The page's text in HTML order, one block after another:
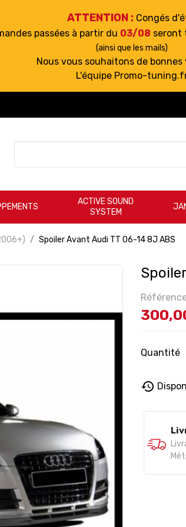
ATTENTION : Congés
passées à partir du 03/08 seront
(ainsi que les mails)
Nous vous souhaitons de bonnes
L'équipe Promo-
ACTIVE SOUND
SYSTEM
Spoiler Avant Audi TT 06-14 8J ABS
Quantité
history